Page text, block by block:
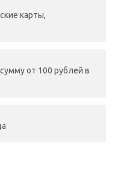
карты,
от 100 рублей в